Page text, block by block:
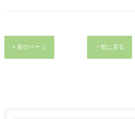
< 前のページ 一覧に戻る